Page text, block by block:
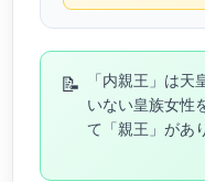
📝
「内親王」は
いない皇族女性
て「親王」があ